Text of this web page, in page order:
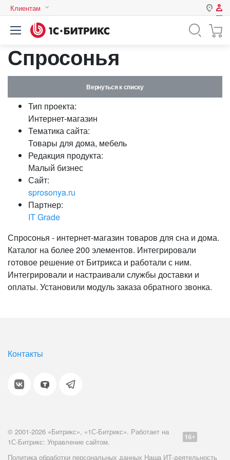
Клиентам
Авторизация
Логин
Пароль
Запомнить меня на этом
Забыли свой пароль?
Спросонья
Вернуться к списку
Тип проекта:
Интернет-магазин
Тематика сайта:
Товары для дома, мебель
Редакция продукта:
Малый бизнес
Сайт:
sprosonya.ru
Партнер:
IT Grade
Спросонья - интернет-магазин товаров для сна и дома.
Каталог на более 200 элементов. Интегрировали
готовое решение от Битрикса и работали с ним.
Интегрировали и настраивали службы доставки и
оплаты. Установили модуль заказа обратного звонка.
Контакты
© 2001-2026 «Битрикс», «1С-Битрикс». Работает на
1С-Битрикс: Управление сайтом.
Политика обработки персональных данных Наша ИТ-деятельность